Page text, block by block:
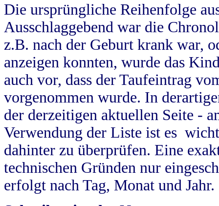
Die ursprüngliche Reihenfolge
Ausschlaggebend war die
z.B. nach der Geburt krank war,
anzeigen konnten, wurde das
auch vor, dass der Taufeintrag
vorgenommen wurde. In
der derzeitigen aktuellen Seite -
Verwendung der Liste ist es
dahinter zu überprüfen. Eine
technischen Gründen nur
erfolgt nach Tag, Monat und Jahr.